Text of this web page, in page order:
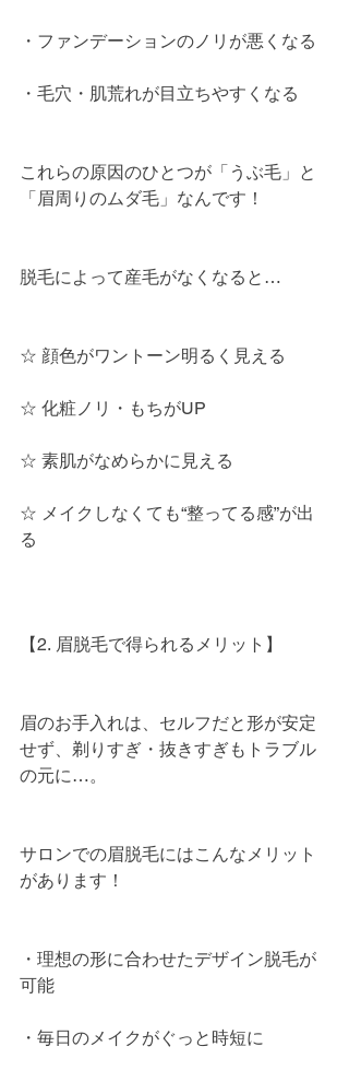
・ファンデーションのノリが悪くなる
・毛穴・肌荒れが目立ちやすくなる
これらの原因のひとつが「うぶ毛」と
「眉周りのムダ毛」なんです！
脱毛によって産毛がなくなると…
☆ 顔色がワントーン明るく見える
☆ 化粧ノリ・もちがUP
☆ 素肌がなめらかに見える
☆ メイクしなくても“整ってる感”が出
る
【2. 眉脱毛で得られるメリット】
眉のお手入れは、セルフだと形が安定
せず、剃りすぎ・抜きすぎもトラブル
の元に…。
サロンでの眉脱毛にはこんなメリット
があります！
・理想の形に合わせたデザイン脱毛が
可能
・毎日のメイクがぐっと時短に